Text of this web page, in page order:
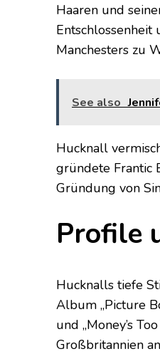
Haaren und
Entschlossenheit
Manchesters zu
See also
Hucknall
gründete Frantic
Gründung von
Profile
Hucknalls tiefe
Album „Picture
und „Money’s
Großbritannien